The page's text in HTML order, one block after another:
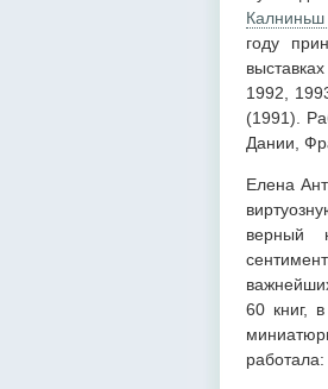
году
1992,
(1991).
Дании,
Елена
верный
60 книг,
работала: